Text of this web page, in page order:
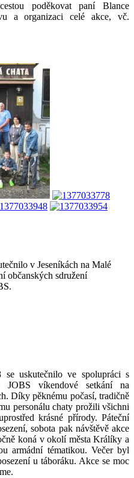
poděkovat paní Blance
a organizaci celé akce, vč.
v Jeseníkách na Malé
občanských sdružení
uskutečnilo ve spolupráci s
JOBS víkendové setkání na
Díky pěknému počasí, tradičně
personálu chaty prožili všichni
krásné přírody. Páteční
sobota pak návštěvě akce
koná v okolí města Králíky a
armádní tématikou. Večer byl
u táboráku. Akce se moc